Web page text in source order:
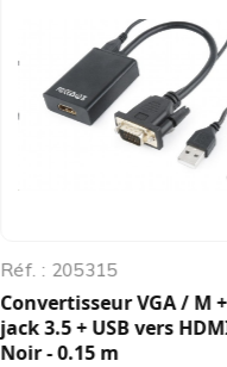
Réf. : 205315
Convertisseur VGA / M
jack 3.5 + USB vers
Noir - 0.15 m